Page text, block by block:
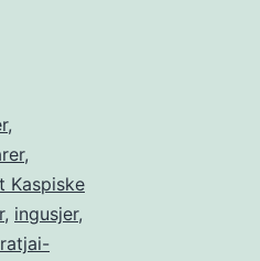
,
,
Kaspiske
, ingusjer,